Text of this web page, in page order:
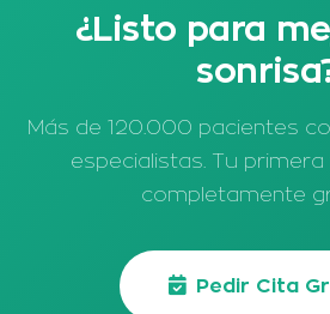
¿Listo para
Más de 120.000 pacientes
especialistas. Tu
completamente
Pedir Cita